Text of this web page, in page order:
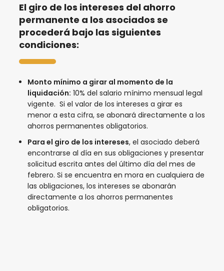
El giro de los intereses del ahorro
permanente a los asociados se
procederá bajo las siguientes
condiciones:
Monto mínimo a girar al momento de la
liquidación: 10% del salario mínimo mensual legal
vigente. Si el valor de los intereses a girar es
menor a esta cifra, se abonará directamente a los
ahorros permanentes obligatorios.
Para el giro de los intereses, el asociado deberá
encontrarse al día en sus obligaciones y presentar
solicitud escrita antes del último día del mes de
febrero. Si se encuentra en mora en cualquiera de
las obligaciones, los intereses se abonarán
directamente a los ahorros permanentes
obligatorios.